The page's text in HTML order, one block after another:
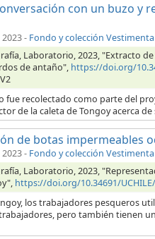
con un buzo y
2023- Fondo y colección
Laboratorio, 2023, "Extracto
de antaño", https://doi.org/
fue recolectado como parte del
de la caleta de Tongoy acerca
de botas impermeables
2023- Fondo y colección
Laboratorio, 2023,
https://doi.org/10.34691/UCHILE/
los trabajadores pesqueros
pero también tienen